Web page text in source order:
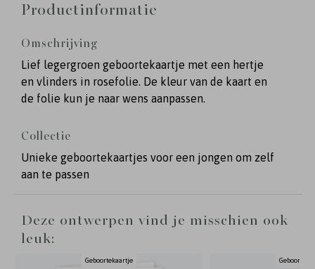
Productinformatie
Omschrijving
Lief legergroen geboortekaartje met een hertje
en vlinders in rosefolie. De kleur van de kaart en
de folie kun je naar wens aanpassen.
Collectie
Unieke geboortekaartjes voor een jongen om zelf
aan te passen
Deze ontwerpen vind je misschien ook
leuk:
Geboortekaartje